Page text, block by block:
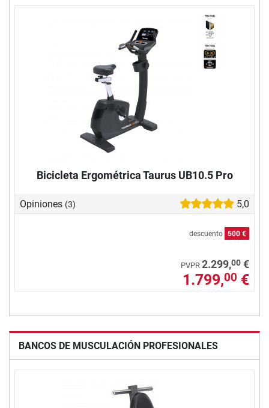
Bicicleta Ergométrica Taurus UB10.5 Pro
Opiniones (3) 5,0
descuento 500 €
PVPR 2.299,00 €
1.799,00 €
BANCOS DE MUSCULACIÓN PROFESIONALES